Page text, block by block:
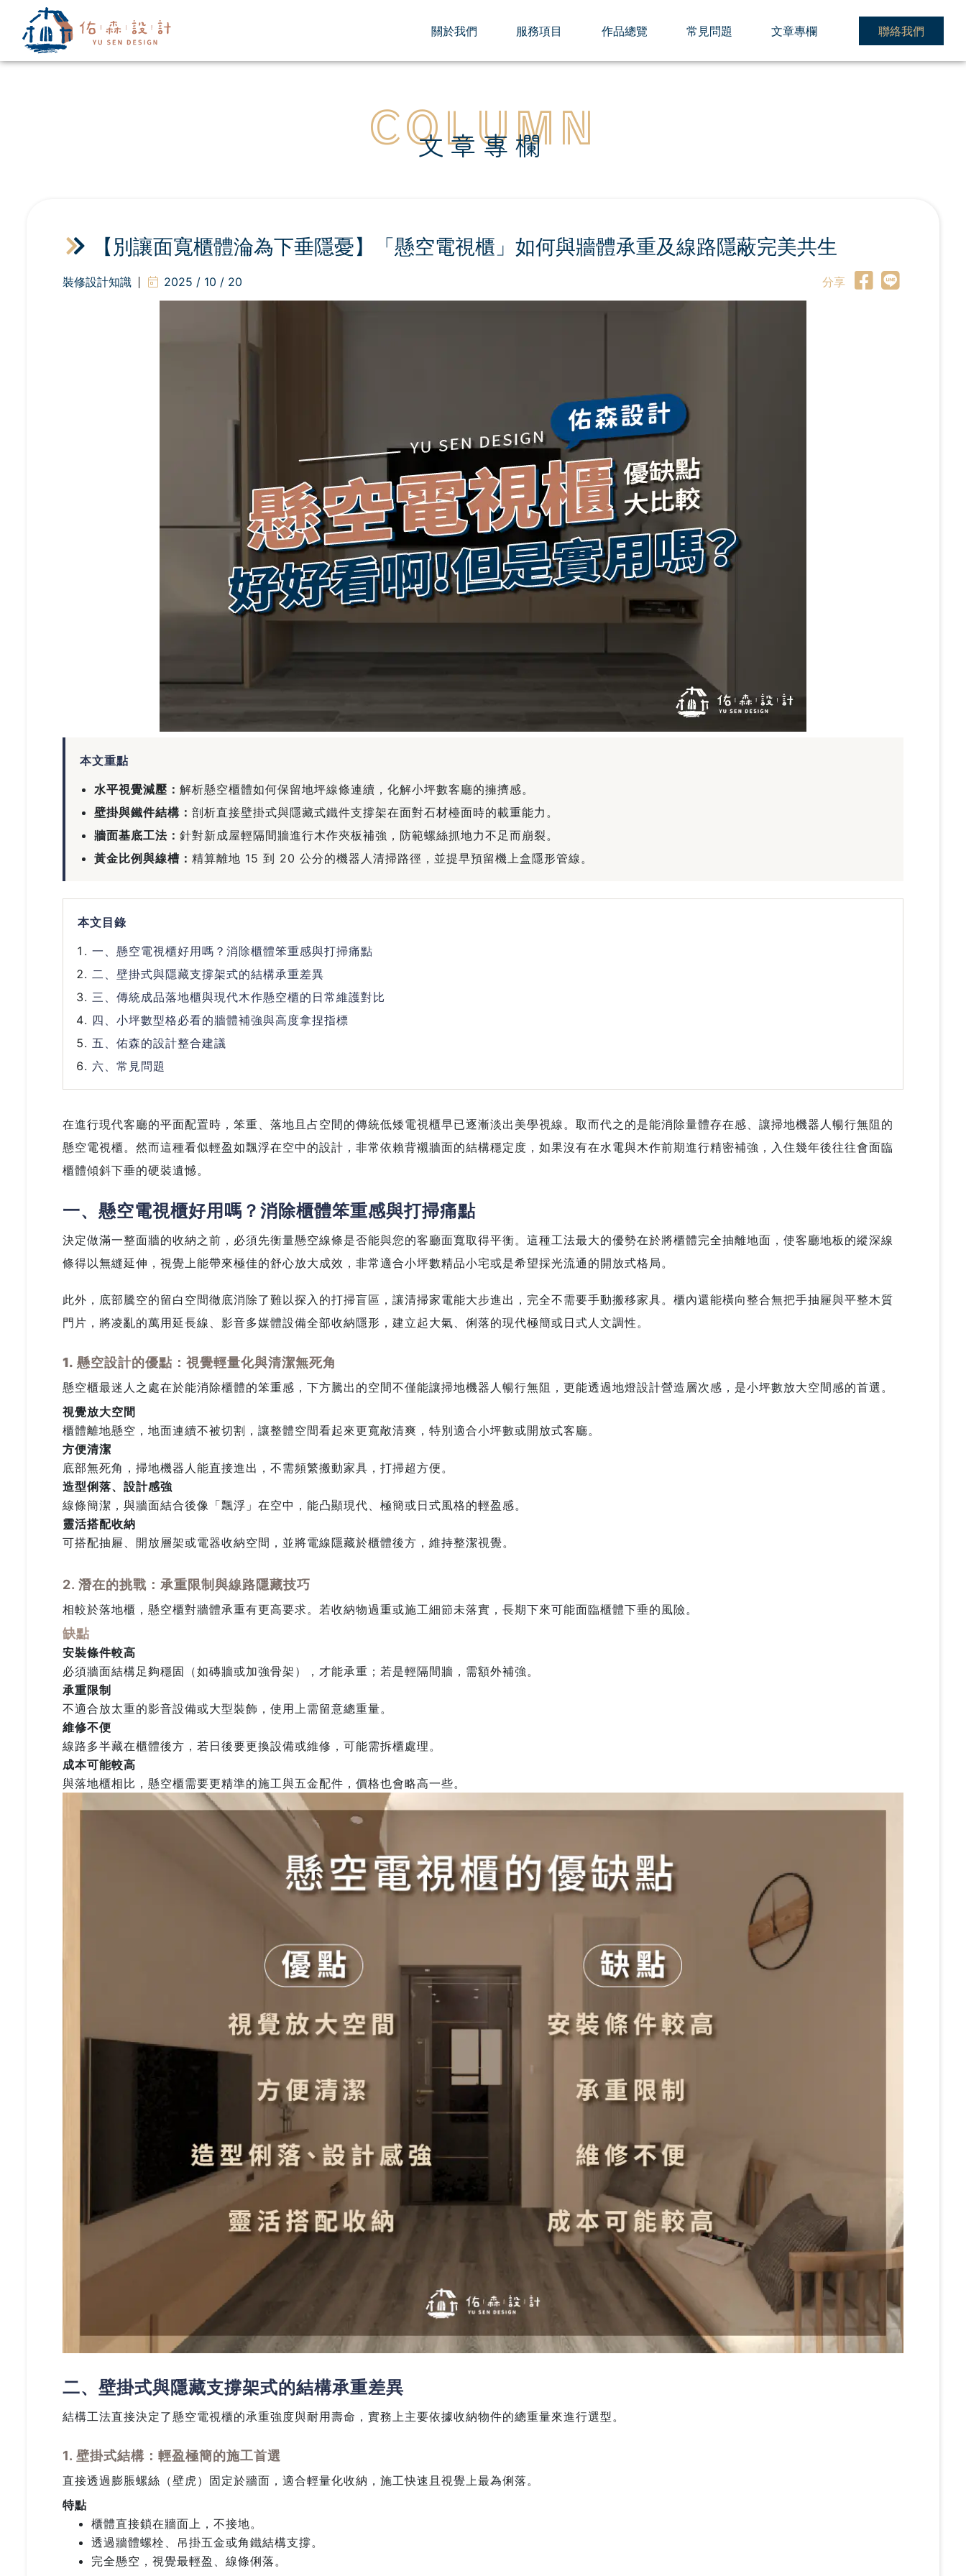
關於我們 服務項目 作品總覽 常見問題 文章專欄 聯絡我們
COLUMN
文章專欄
【別讓面寬櫃體淪為下垂隱憂】「懸空電視櫃」如何與牆體承重及線路隱蔽完美共生
裝修設計知識 2025 / 10 / 20 分享
本文重點
水平視覺減壓： 解析懸空櫃體如何保留地坪線條連續，化解小坪數客廳的擁擠感。
壁掛與鐵件結構： 剖析直接壁掛式與隱藏式鐵件支撐架在面對石材檯面時的載重能力。
牆面基底工法： 針對新成屋輕隔間牆進行木作夾板補強，防範螺絲抓地力不足而崩裂。
黃金比例與線槽： 精算離地 15 到 20 公分的機器人清掃路徑，並提早預留機上盒隱形管線。
本文目錄
一、懸空電視櫃好用嗎？消除櫃體笨重感與打掃痛點
二、壁掛式與隱藏支撐架式的結構承重差異
三、傳統成品落地櫃與現代木作懸空櫃的日常維護對比
四、小坪數型格必看的牆體補強與高度拿捏指標
五、佑森的設計整合建議
六、常見問題
在進行現代客廳的平面配置時，笨重、落地且占空間的傳統低矮電視櫃早已逐漸淡出美學視線。取而代之的是能消除量體存在感、讓掃地機器人暢行無阻的
懸空電視櫃。然而這種看似輕盈如飄浮在空中的設計，非常依賴背襯牆面的結構穩定度，如果沒有在水電與木作前期進行精密補強，入住幾年後往往會面臨
櫃體傾斜下垂的硬裝遺憾。
一、懸空電視櫃好用嗎？消除櫃體笨重感與打掃痛點
決定做滿一整面牆的收納之前，必須先衡量懸空線條是否能與您的客廳面寬取得平衡。這種工法最大的優勢在於將櫃體完全抽離地面，使客廳地板的縱深線
條得以無縫延伸，視覺上能帶來極佳的舒心放大成效，非常適合小坪數精品小宅或是希望採光流通的開放式格局。
此外，底部騰空的留白空間徹底消除了難以探入的打掃盲區，讓清掃家電能大步進出，完全不需要手動搬移家具。櫃內還能橫向整合無把手抽屜與平整木質
門片，將凌亂的萬用延長線、影音多媒體設備全部收納隱形，建立起大氣、俐落的現代極簡或日式人文調性。
1. 懸空設計的優點：視覺輕量化與清潔無死角
懸空櫃最迷人之處在於能消除櫃體的笨重感，下方騰出的空間不僅能讓掃地機器人暢行無阻，更能透過地燈設計營造層次感，是小坪數放大空間感的首選。
視覺放大空間
櫃體離地懸空，地面連續不被切割，讓整體空間看起來更寬敞清爽，特別適合小坪數或開放式客廳。
方便清潔
底部無死角，掃地機器人能直接進出，不需頻繁搬動家具，打掃超方便。
造型俐落、設計感強
線條簡潔，與牆面結合後像「飄浮」在空中，能凸顯現代、極簡或日式風格的輕盈感。
靈活搭配收納
可搭配抽屜、開放層架或電器收納空間，並將電線隱藏於櫃體後方，維持整潔視覺。
2. 潛在的挑戰：承重限制與線路隱藏技巧
相較於落地櫃，懸空櫃對牆體承重有更高要求。若收納物過重或施工細節未落實，長期下來可能面臨櫃體下垂的風險。
缺點
安裝條件較高
必須牆面結構足夠穩固（如磚牆或加強骨架），才能承重；若是輕隔間牆，需額外補強。
承重限制
不適合放太重的影音設備或大型裝飾，使用上需留意總重量。
維修不便
線路多半藏在櫃體後方，若日後要更換設備或維修，可能需拆櫃處理。
成本可能較高
與落地櫃相比，懸空櫃需要更精準的施工與五金配件，價格也會略高一些。
二、壁掛式與隱藏支撐架式的結構承重差異
結構工法直接決定了懸空電視櫃的承重強度與耐用壽命，實務上主要依據收納物件的總重量來進行選型。
1. 壁掛式結構：輕盈極簡的施工首選
直接透過膨脹螺絲（壁虎）固定於牆面，適合輕量化收納，施工快速且視覺上最為俐落。
特點
櫃體直接鎖在牆面上，不接地。
透過牆體螺栓、吊掛五金或角鐵結構支撐。
完全懸空，視覺最輕盈、線條俐落。